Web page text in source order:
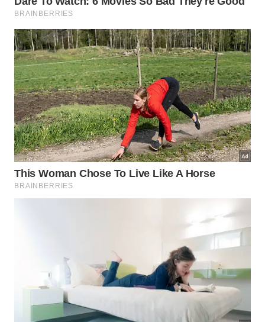
Quanto custa viajar para Foz do Iguaçu?
Voos SP – Foz do Iguaçu (ida e volta): a partir de
R$ 1.300
Hospedagem (casal, 2–3 estrelas): R$ 350 a R$
700 / noite
Tour pelo Parque Nacional do Iguaçu: a partir de
R$ 318 por pessoa
Passeio de barco Macuco Safari: a partir de R$
259 por pessoa
Marco das Três Fronteiras: a partir de R$ 63 por
pessoa
Maceió (AL)
Para quem prefere passar a virada do ano com pé
na areia, Maceió é uma boa escolha: praias
paradisíacas de águas verdes, culinária nordestina e
festas animadas à beira-mar. A capital alagoana tem
réveillons privados badalados, mas também queima
de fogos para o público na orla de Pajuçara e Ponta